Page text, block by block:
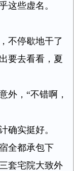
这些虚名。
不停歇地干了
要去看看，夏
外，“不错啊，
确实挺好。
全都承包下
套宅院大致外